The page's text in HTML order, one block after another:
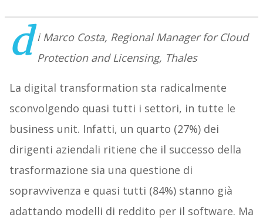
d i Marco Costa, Regional Manager for Cloud
Protection and Licensing, Thales
La digital transformation sta radicalmente
sconvolgendo quasi tutti i settori, in tutte le
business unit. Infatti, un quarto (27%) dei
dirigenti aziendali ritiene che il successo della
trasformazione sia una questione di
sopravvivenza e quasi tutti (84%) stanno già
adattando modelli di reddito per il software. Ma